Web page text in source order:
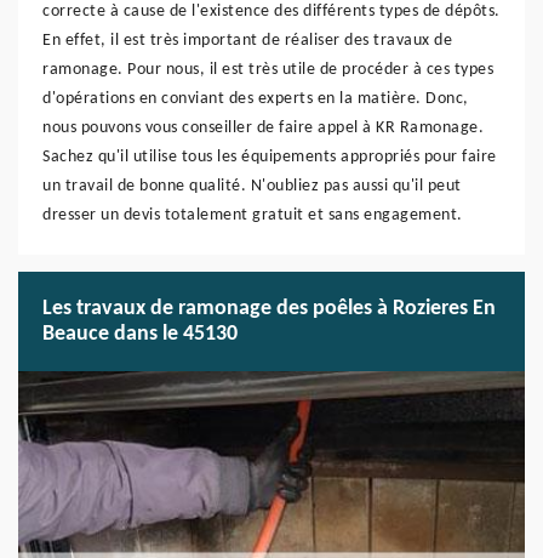
correcte à cause de l'existence des différents types de dépôts.
En effet, il est très important de réaliser des travaux de
ramonage. Pour nous, il est très utile de procéder à ces types
d'opérations en conviant des experts en la matière. Donc,
nous pouvons vous conseiller de faire appel à KR Ramonage.
Sachez qu'il utilise tous les équipements appropriés pour faire
un travail de bonne qualité. N'oubliez pas aussi qu'il peut
dresser un devis totalement gratuit et sans engagement.
Les travaux de ramonage des poêles à Rozieres En
Beauce dans le 45130